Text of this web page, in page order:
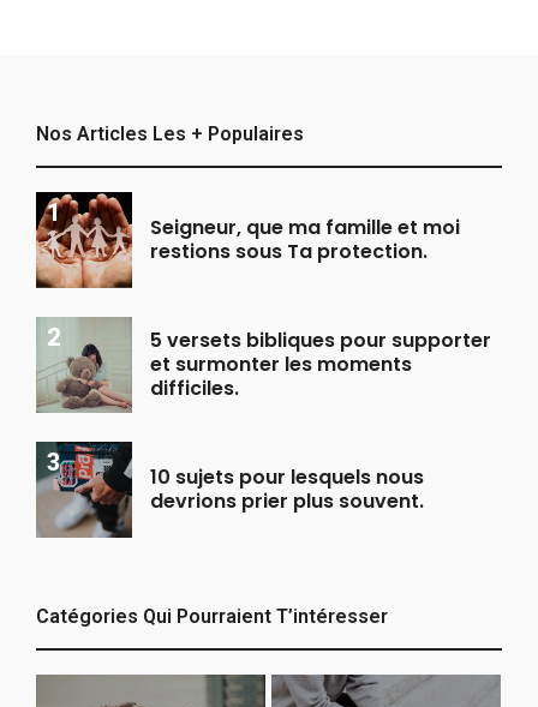
Nos Articles Les + Populaires
Seigneur, que ma famille et moi
restions sous Ta protection.
5 versets bibliques pour supporter
et surmonter les moments
difficiles.
10 sujets pour lesquels nous
devrions prier plus souvent.
Catégories Qui Pourraient T’intéresser